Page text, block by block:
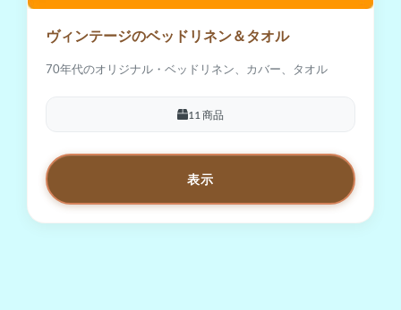
ヴィンテージのベッドリネン＆タオル
70年代のオリジナル・ベッドリネン、カバー、タオル
11 商品
表示